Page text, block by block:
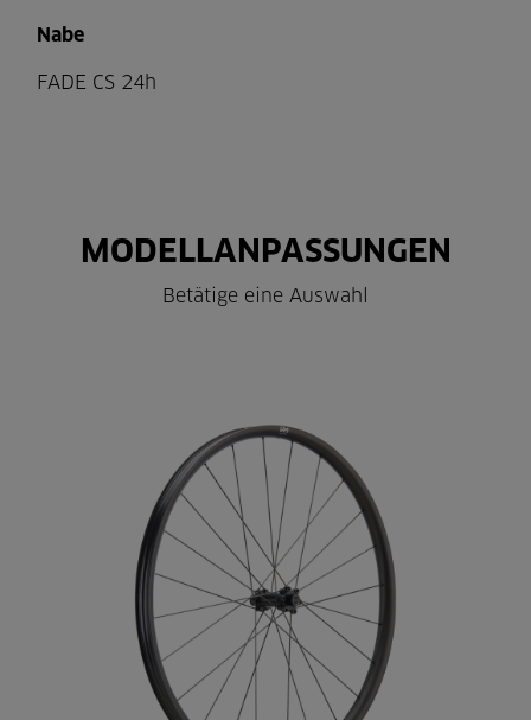
Nabe
FADE CS 24h
MODELLANPASSUNGEN
Betätige eine Auswahl